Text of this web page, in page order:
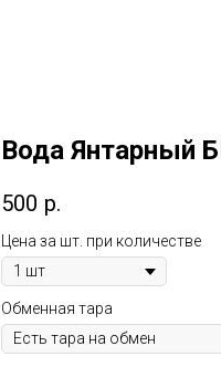
Вода Янтарный
500 р.
Цена за шт. при количестве
Обменная тара